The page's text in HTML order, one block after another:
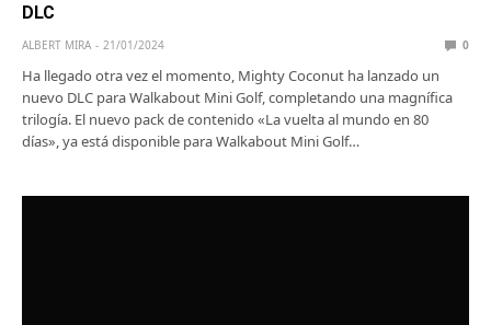
DLC
ALBERT MIRA 21/01/2024 0
Ha llegado otra vez el momento, Mighty Coconut ha lanzado un
nuevo DLC para Walkabout Mini Golf, completando una magnífica
trilogía. El nuevo pack de contenido «La vuelta al mundo en 80
días», ya está disponible para Walkabout Mini Golf…